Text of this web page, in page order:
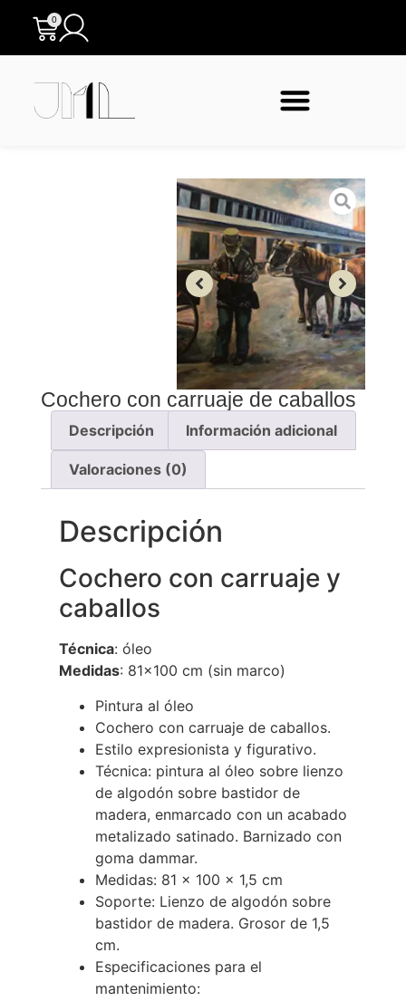
0
Cochero con carruaje de caballos
Descripción Información adicional
Valoraciones (0)
Descripción
Cochero con carruaje y
caballos
Técnica: óleo
Medidas: 81×100 cm (sin marco)
Pintura al óleo
Cochero con carruaje de caballos.
Estilo expresionista y figurativo.
Técnica: pintura al óleo sobre lienzo
de algodón sobre bastidor de
madera, enmarcado con un acabado
metalizado satinado. Barnizado con
goma dammar.
Medidas: 81 x 100 x 1,5 cm
Soporte: Lienzo de algodón sobre
bastidor de madera. Grosor de 1,5
cm.
Especificaciones para el
mantenimiento: